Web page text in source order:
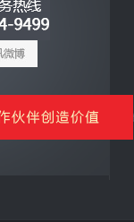
企业手机客户端
网上商城云平台
信息化基础产品